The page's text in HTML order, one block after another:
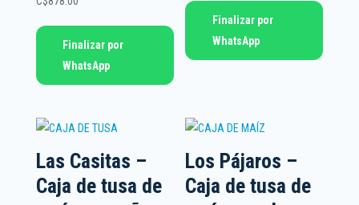
Finalizar por
WhatsApp
Finalizar por
WhatsApp
Las Casitas –
Caja de tusa de
Los Pájaros –
Caja de tusa de